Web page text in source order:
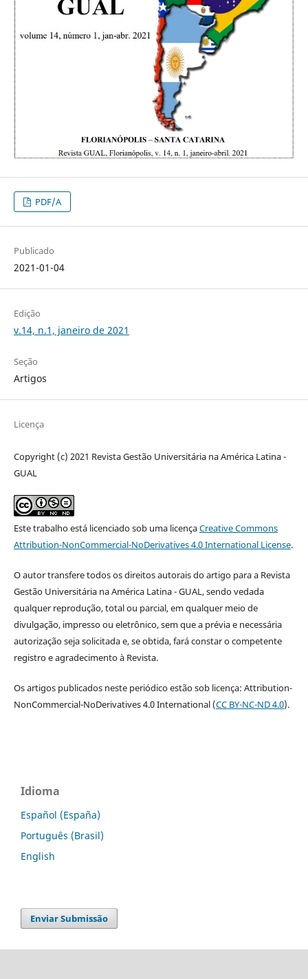
PDF/A
Publicado
2021-01-04
Edição
v.14, n.1, janeiro de 2021
Seção
Artigos
Licença
Copyright (c) 2021 Revista Gestão Universitária na América Latina -
GUAL
Este trabalho está licenciado sob uma licençaCreative Commons
Attribution-NonCommercial-NoDerivatives 4.0 International License.
O autor transfere todos os direitos autorais do artigo para a Revista
Gestão Universitária na América Latina - GUAL, sendo vedada
qualquer reprodução, total ou parcial, em qualquer meio de
divulgação, impresso ou eletrônico, sem que a prévia e necessária
autorização seja solicitada e, se obtida, fará constar o competente
registro e agradecimento à Revista.
Os artigos publicados neste periódico estão sob licença: Attribution-
NonCommercial-NoDerivatives 4.0 International (CC BY-NC-ND 4.0).
Idioma
Español (España)
Português (Brasil)
English
Enviar Submissão